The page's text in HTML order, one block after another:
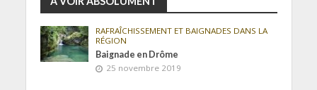
RAFRAÎCHISSEMENT ET BAIGNADES DANS LA
RÉGION
Baignade en Drôme
25 novembre 2019